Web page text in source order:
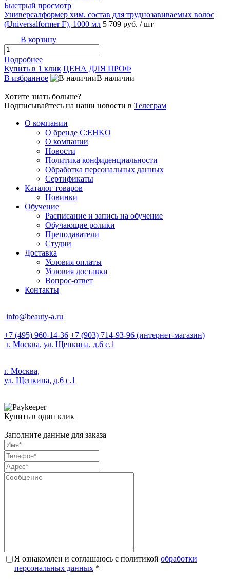
Быстрый просмотр
Универсалформер хим. состав для труднозавиваемых волос
(Universalformer F), 1000 мл 5 709 руб. / шт
В корзину
Подробнее
Купить в 1 клик ЦЕНА ДЛЯ ПРОФ
В избранное
В наличии
Хотите знать больше?
Подписывайтесь на наши новости в Телеграм
О компании
О бренде C:EHKO
О компании
Новости
Политика конфиденциальности
Обработка персональных данных
Сертификаты
Каталог товаров
Новинки
Обучение
Расписание и запись на обучение
Обучающие ролики
Преподаватели
Студии
Доставка
Условия оплаты
Условия доставки
Вопрос-ответ
Контакты
info@beauty-a.ru
+7 (495) 960-14-36 +7 (903) 714-93-96 (интернет-магазин)
г. Москва, ул. Щепкина, д.6 с.1
г. Москва,
ул. Щепкина, д.6 с.1
Купить в один клик
Заполните данные для заказа
Я ознакомлен и соглашаюсь с политикой обработки
персональных данных *